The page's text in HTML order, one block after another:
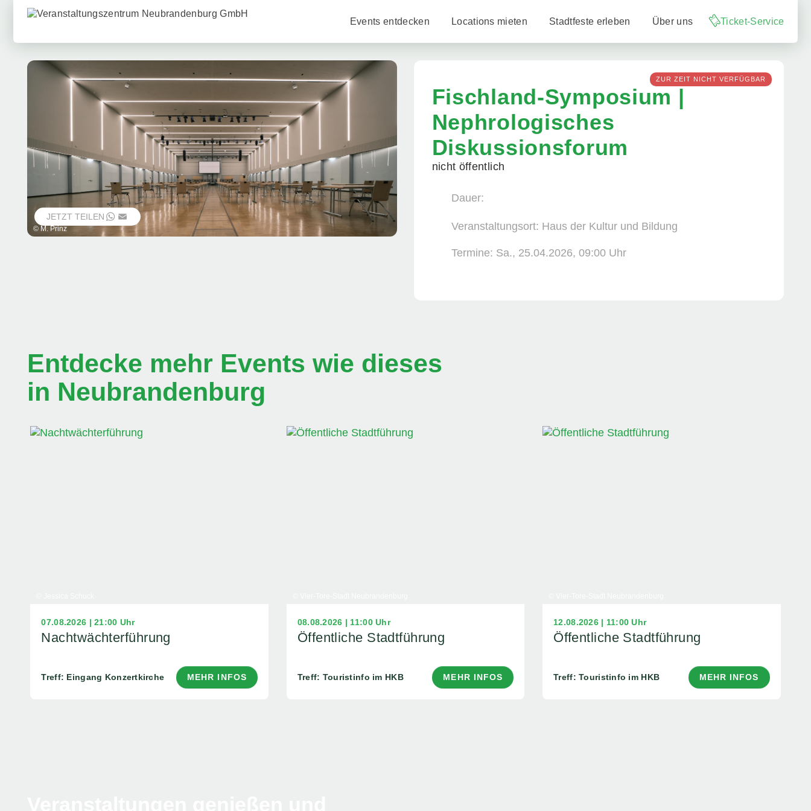
Events entdecken Locations mieten Stadtfeste erleben Über uns Ticket-Service
© M. Prinz
JETZT TEILEN
WHATSAPP
EMAIL
ZUR ZEIT NICHT VERFÜGBAR
Fischland-Symposium |
Nephrologisches
Diskussionsforum
nicht öffentlich
Dauer:
Veranstaltungsort: Haus der Kultur und Bildung
Termine: Sa., 25.04.2026, ­09:00 Uhr
Entdecke mehr Events wie dieses
in Neubrandenburg
07.08.2026 | 21:00 Uhr
Nachtwächterführung
Treff: Eingang Konzertkirche MEHR INFOS
08.08.2026 | 11:00 Uhr
Öffentliche Stadtführung
Treff: Touristinfo im HKB MEHR INFOS
12.08.2026 | 11:00 Uhr
Öffentliche Stadtführung
Treff: Touristinfo im HKB MEHR INFOS